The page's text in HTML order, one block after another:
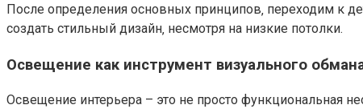
После определения основных принципов‚ переходим к
создать стильный дизайн‚ несмотря на низкие потолки.
Освещение как инструмент визуального
Освещение интерьера – это не просто функциональная